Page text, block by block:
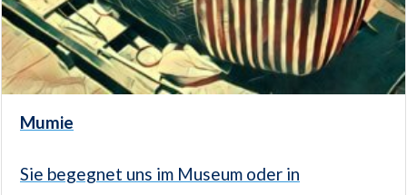
Mumie
Sie begegnet uns im Museum oder in